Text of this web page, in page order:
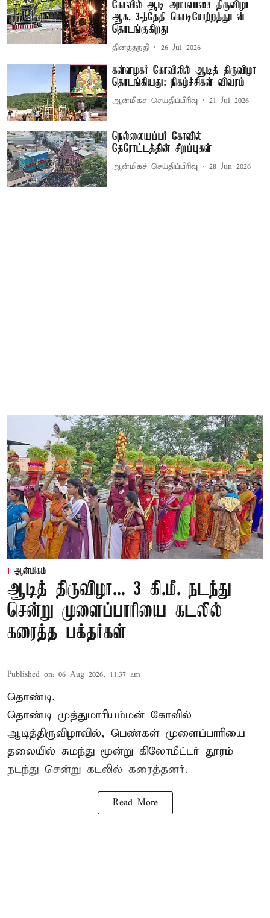
கோவில் ஆடி அமாவாசை திருவிழா
ஆக. 3-ந்தேதி கொடியேற்றத்துடன்
தொடங்குகிறது
தினத்தந்தி 26 Jul 2026
கள்ளழகர் கோவிலில் ஆடித் திருவிழா
தொடங்கியது: நிகழ்ச்சிகள் விவரம்
ஆன்மிகச் செய்திப்பிரிவு 21 Jul 2026
நெல்லையப்பர் கோவில்
தேரோட்டத்தின் சிறப்புகள்
ஆன்மிகச் செய்திப்பிரிவு 28 Jun 2026
ஆன்மிகம்
ஆடித் திருவிழா... 3 கி.மீ. நடந்து
சென்று முளைப்பாரியை கடலில்
கரைத்த பக்தர்கள்
Published on: 06 Aug 2026, 11:37 am
தொண்டி,
தொண்டி முத்துமாரியம்மன் கோவில்
ஆடித்திருவிழாவில், பெண்கள் முளைப்பாரியை
தலையில் சுமந்து மூன்று கிலோமீட்டர் தூரம்
நடந்து சென்று கடலில் கரைத்தனர்.
Read More